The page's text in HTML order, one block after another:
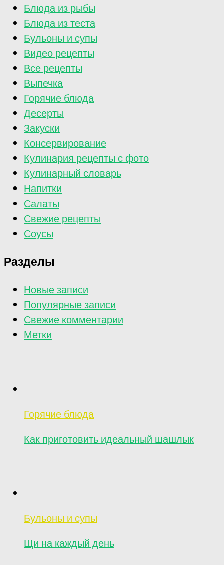
Блюда из рыбы
Блюда из теста
Бульоны и супы
Видео рецепты
Все рецепты
Выпечка
Горячие блюда
Десерты
Закуски
Консервирование
Кулинария рецепты с фото
Кулинарный словарь
Напитки
Салаты
Свежие рецепты
Соусы
Разделы
Новые записи
Популярные записи
Свежие комментарии
Метки
Горячие блюда
Как приготовить идеальный шашлык
Бульоны и супы
Щи на каждый день